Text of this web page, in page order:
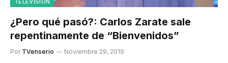
¿Pero qué pasó?: Carlos Zarate sale
repentinamente de “Bienvenidos”
Por TVenserio Noviembre 29, 2019